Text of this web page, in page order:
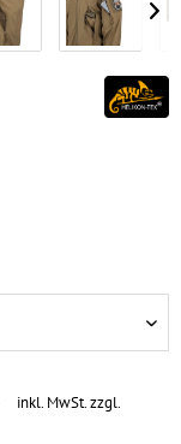
inkl. MwSt.zzgl.